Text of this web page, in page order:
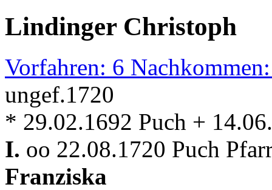
Lindinger Christoph
Vorfahren: 6
ungef.1720
* 29.02.1692 Puch +
I. oo 22.08.1720 Puch
Franziska